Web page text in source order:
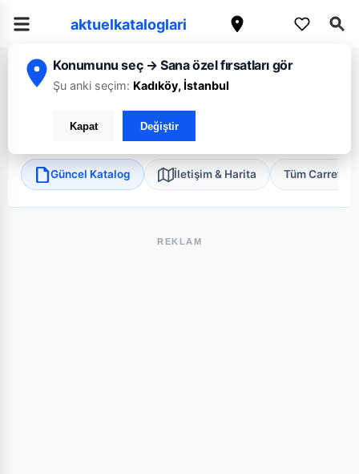
aktuelkataloglari
Konumunu seç → Sana özel fırsatları gör
Şu anki seçim: Kadıköy, İstanbul
Kapat Değiştir
Ana Sayfa/Adana/CarrefourSA/Adana Şehit Bülent Angun Blv.
Seyhan, Adana
Güncel Katalog İletişim & Harita Tüm
REKLAM